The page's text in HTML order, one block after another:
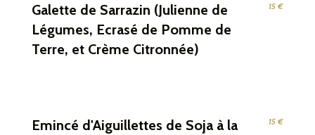
Galette de Sarrazin (Julienne de
Légumes, Ecrasé de Pomme de
Terre, et Crème Citronnée)
15 €
Emincé d'Aiguillettes de Soja à la
15 €